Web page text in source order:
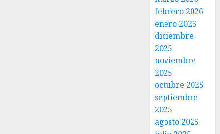
febrero 2026
enero 2026
diciembre
2025
noviembre
2025
octubre 2025
septiembre
2025
agosto 2025